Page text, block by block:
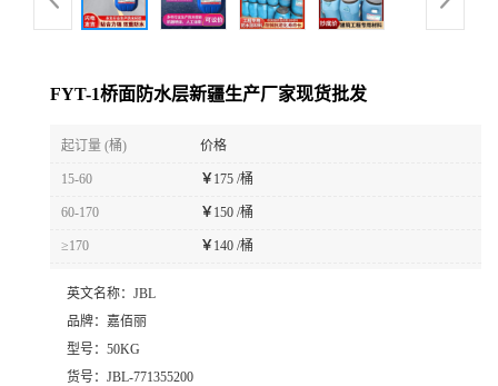
FYT-1桥面防水层新疆生产厂家现货批发
起订量 (桶) 价格
15-60 ￥175 /桶
60-170 ￥150 /桶
≥170 ￥140 /桶
英文名称： JBL
品牌： 嘉佰丽
型号： 50KG
货号： JBL-771355200